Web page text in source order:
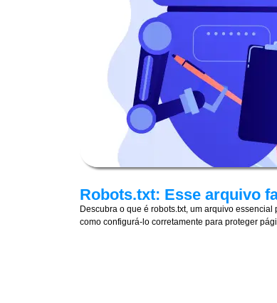
Robots.txt: Esse arquivo
Descubra o que é robots.txt, um arquivo
como configurá-lo corretamente para proteger